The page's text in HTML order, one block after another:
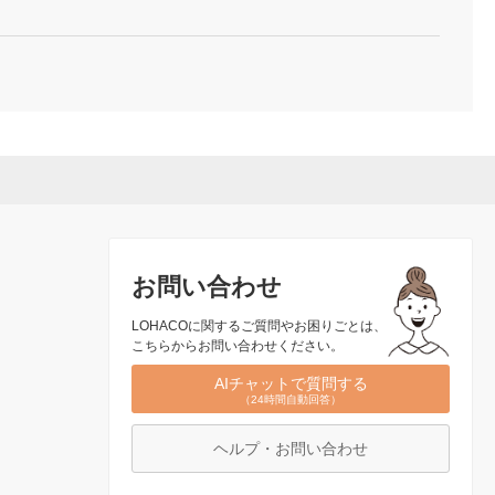
お問い合わせ
LOHACOに関するご質問やお困りごとは、
こちらからお問い合わせください。
AIチャットで質問する
（24時間自動回答）
ヘルプ・お問い合わせ